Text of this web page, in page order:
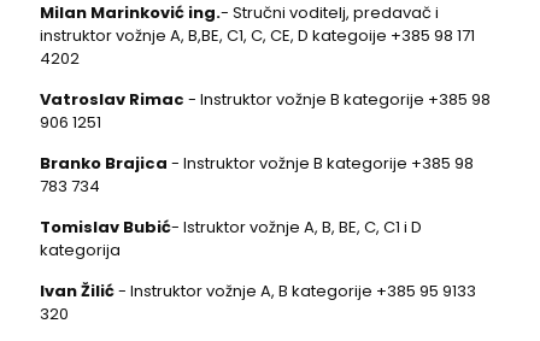
Milan Marinković ing.- Stručni voditelj, predavač i
instruktor vožnje A, B,BE, C1, C, CE, D kategoije +385 98 171
4202
Vatroslav Rimac - Instruktor vožnje B kategorije +385 98
906 1251
Branko Brajica - Instruktor vožnje B kategorije +385 98
783 734
Tomislav Bubić- Istruktor vožnje A, B, BE, C, C1 i D
kategorija
Ivan Žilić- Instruktor vožnje A, B kategorije +385 95 9133
320